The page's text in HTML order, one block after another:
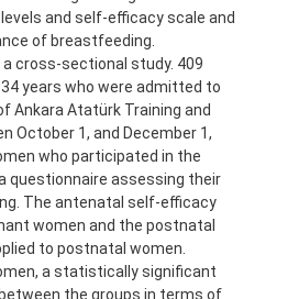
and self-efficacy scale and
of breastfeeding.
a cross-sectional study. 409
years who were admitted to
Ankara Atatürk Training and
October 1, and December 1,
who participated in the
questionnaire assessing their
The antenatal self-efficacy
women and the postnatal
to postnatal women.
a statistically significant
the groups in terms of